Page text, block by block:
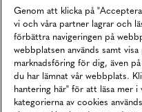
Köpvillkor
Karriär
Vårt Ansvar
Våra Tjänster
Press
Genom att klicka på
vi och våra partner lagrar och
förbättra navigeringen på
webbplatsen används samt
marknadsföring för dig, även
du har lämnat vår webbplats.
hantering här" för att läsa mer
kategorierna av cookies